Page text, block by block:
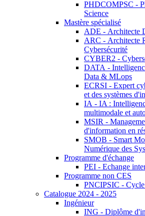
PHDCOMPSC -
Science
Mastère spécialisé
ADE - Architecte
ARC - Architecte
Cybersécurité
CYBER2 -
DATA -
Data & MLops
ECRSI - Expert
et des systèmes
IA - IA :
multimodale et
MSIR -
d'information en
SMOB - Smart
Numérique des
Programme d'échange
PEI - Echange
Programme non CES
PNCIPSIC -
Catalogue 2024 - 2025
Ingénieur
ING - Diplôme